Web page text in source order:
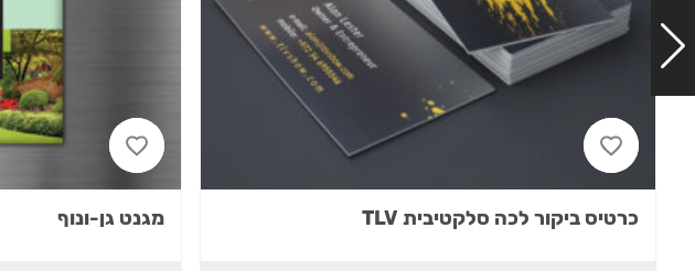
כרטיס ביקור לכה סלקטיבית TLV מגנט גן-ונוף